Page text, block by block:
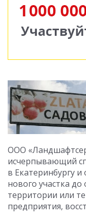
ООО
исчерпывающий
в Екатеринбургу
нового участка
территории или
предприятия,